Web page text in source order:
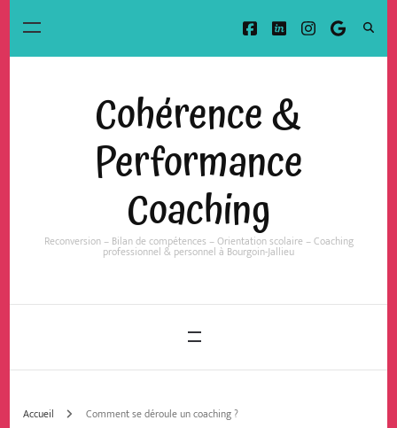
Cohérence &
Performance
Coaching
Reconversion – Bilan de compétences – Orientation scolaire – Coaching
professionnel & personnel à Bourgoin-Jallieu
Accueil Comment se déroule un coaching ?